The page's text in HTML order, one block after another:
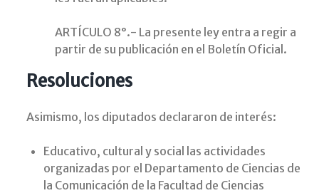
ARTÍCULO 8°.- La presente ley entra a regir a
partir de su publicación en el Boletín Oficial.
Resoluciones
Asimismo, los diputados declararon de interés:
Educativo, cultural y social las actividades
organizadas por el Departamento de Ciencias de
la Comunicación de la Facultad de Ciencias